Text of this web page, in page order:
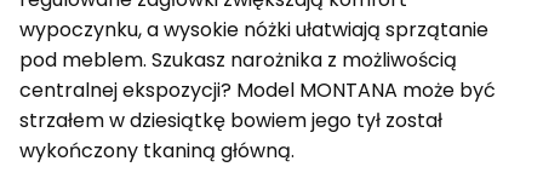
wypoczynku, a wysokie nóżki ułatwiają sprzątanie
pod meblem. Szukasz narożnika z możliwością
centralnej ekspozycji? Model MONTANA może być
strzałem w dziesiątkę bowiem jego tył został
wykończony tkaniną główną.